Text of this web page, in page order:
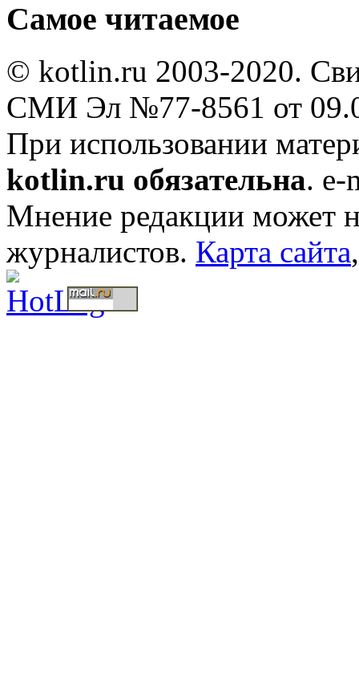
Самое читаемое
© kotlin.ru 2003-2020.
СМИ Эл №77-8561 от
При использовании
kotlin.ru обязательна. e-
Мнение редакции может
журналистов. Карта сайта